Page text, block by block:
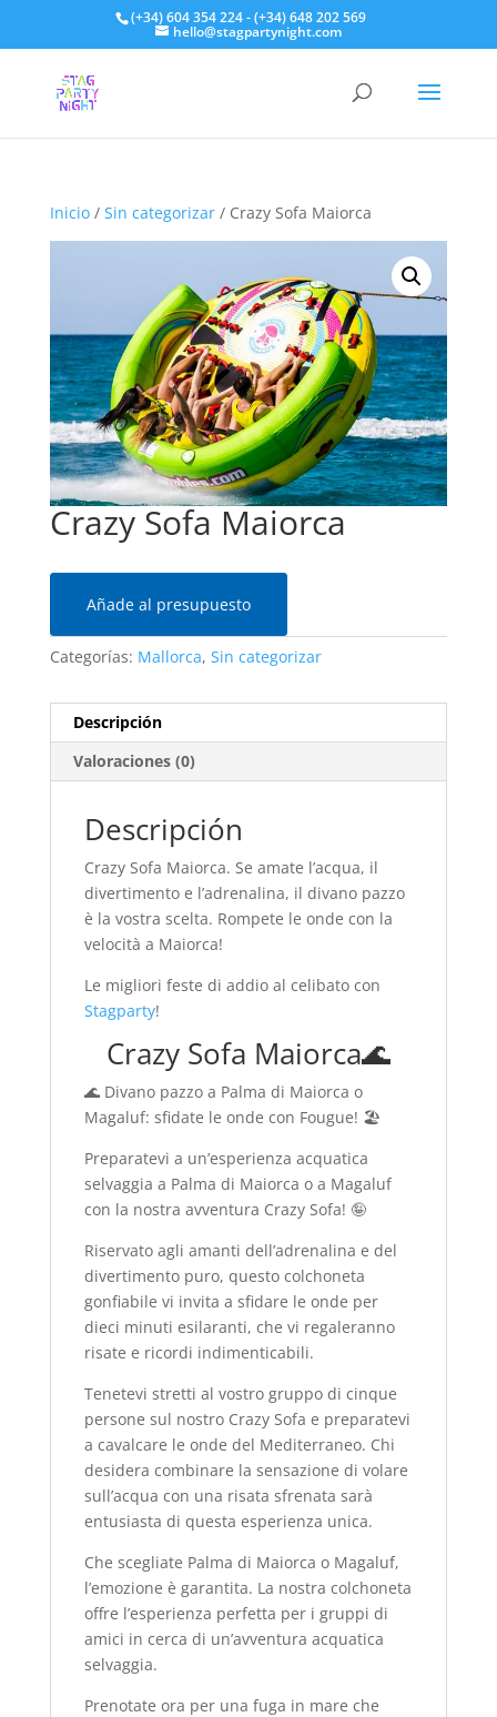
(+34) 604 354 224 - (+34) 648 202 569
hello@stagpartynight.com
Inicio/ Sin categorizar/ Crazy Sofa Maiorca
Crazy Sofa Maiorca
Añade al presupuesto
Categorías: Mallorca, Sin categorizar
Descripción
Valoraciones (0)
Descripción
Crazy Sofa Maiorca. Se amate l’acqua, il
divertimento e l’adrenalina, il divano pazzo
è la vostra scelta. Rompete le onde con la
velocità a Maiorca!
Le migliori feste di addio al celibato con
Stagparty!
Crazy Sofa Maiorca🌊
🌊 Divano pazzo a Palma di Maiorca o
Magaluf: sfidate le onde con Fougue! 🏖️
Preparatevi a un’esperienza acquatica
selvaggia a Palma di Maiorca o a Magaluf
con la nostra avventura Crazy Sofa! 🤪
Riservato agli amanti dell’adrenalina e del
divertimento puro, questo colchoneta
gonfiabile vi invita a sfidare le onde per
dieci minuti esilaranti, che vi regaleranno
risate e ricordi indimenticabili.
Tenetevi stretti al vostro gruppo di cinque
persone sul nostro Crazy Sofa e preparatevi
a cavalcare le onde del Mediterraneo. Chi
desidera combinare la sensazione di volare
sull’acqua con una risata sfrenata sarà
entusiasta di questa esperienza unica.
Che scegliate Palma di Maiorca o Magaluf,
l’emozione è garantita. La nostra colchoneta
offre l’esperienza perfetta per i gruppi di
amici in cerca di un’avventura acquatica
selvaggia.
Prenotate ora per una fuga in mare che